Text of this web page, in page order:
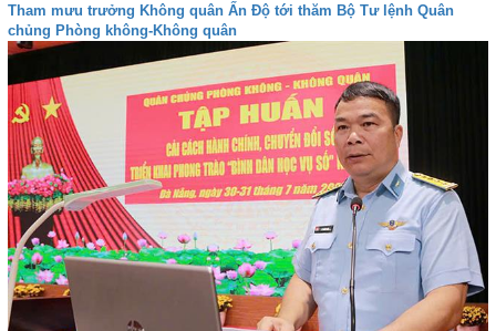
Tham mưu trưởng Không quân Ấn Độ tới thăm Bộ Tư lệnh Quân
chủng Phòng không-Không quân